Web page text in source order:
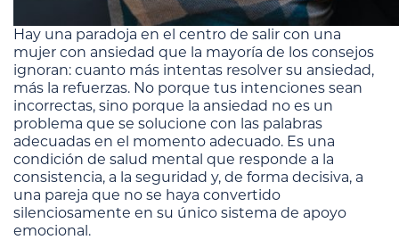
Hay una paradoja en el centro de salir con una
mujer con ansiedad que la mayoría de los consejos
ignoran: cuanto más intentas resolver su ansiedad,
más la refuerzas. No porque tus intenciones sean
incorrectas, sino porque la ansiedad no es un
problema que se solucione con las palabras
adecuadas en el momento adecuado. Es una
condición de salud mental que responde a la
consistencia, a la seguridad y, de forma decisiva, a
una pareja que no se haya convertido
silenciosamente en su único sistema de apoyo
emocional.